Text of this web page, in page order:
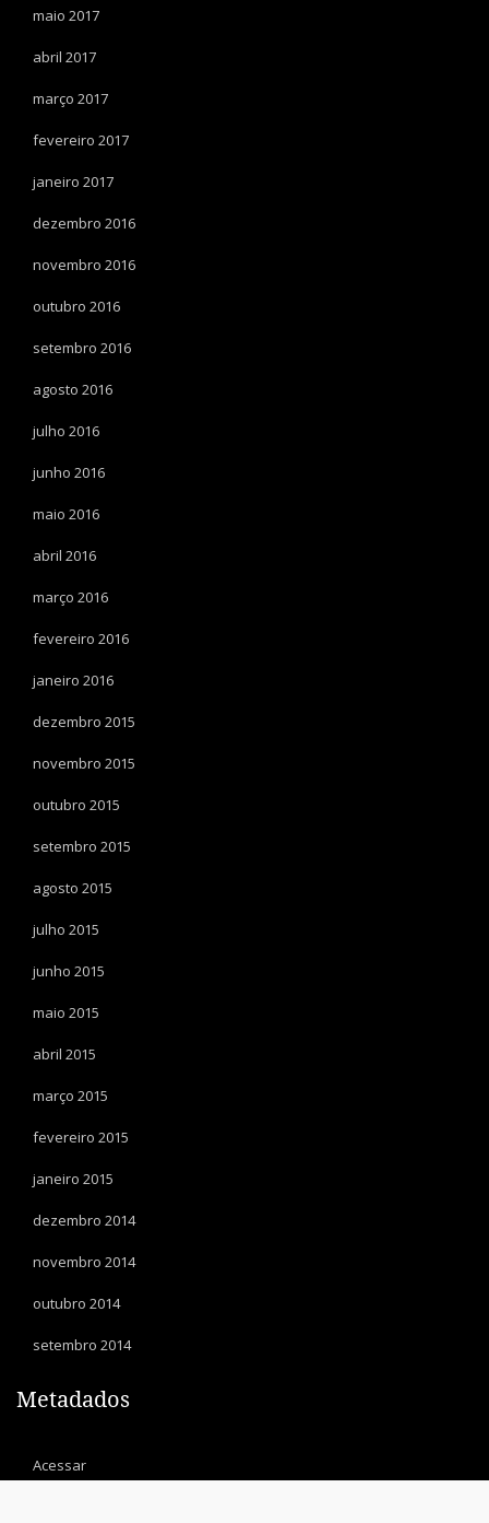
maio 2017
abril 2017
março 2017
fevereiro 2017
janeiro 2017
dezembro 2016
novembro 2016
outubro 2016
setembro 2016
agosto 2016
julho 2016
junho 2016
maio 2016
abril 2016
março 2016
fevereiro 2016
janeiro 2016
dezembro 2015
novembro 2015
outubro 2015
setembro 2015
agosto 2015
julho 2015
junho 2015
maio 2015
abril 2015
março 2015
fevereiro 2015
janeiro 2015
dezembro 2014
novembro 2014
outubro 2014
setembro 2014
Metadados
Acessar